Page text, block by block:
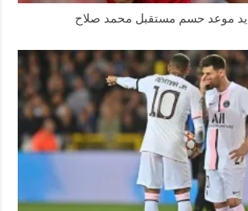
موعد حسم مستقبل محمد صلاح